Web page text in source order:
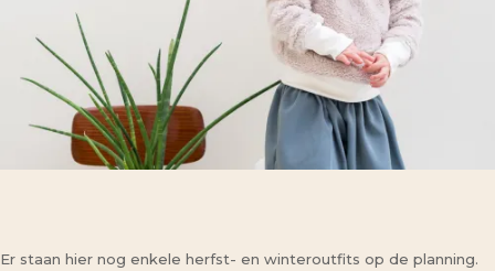
Er staan hier nog enkele herfst- en winteroutfits op de planning.